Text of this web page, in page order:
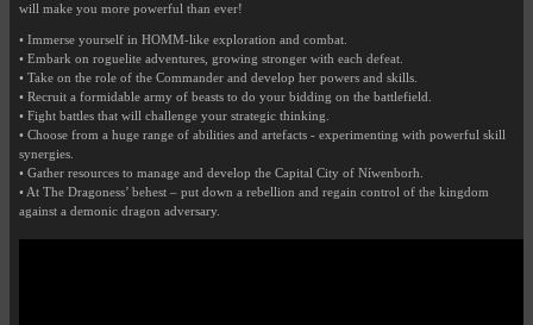
will make you more powerful than ever!
• Immerse yourself in HOMM-like exploration and combat.
• Embark on roguelite adventures, growing stronger with each defeat.
• Take on the role of the Commander and develop her powers and skills.
• Recruit a formidable army of beasts to do your bidding on the battlefield.
• Fight battles that will challenge your strategic thinking.
• Choose from a huge range of abilities and artefacts - experimenting with powerful skill
synergies.
• Gather resources to manage and develop the Capital City of Níwenborh.
• At The Dragoness’ behest – put down a rebellion and regain control of the kingdom
against a demonic dragon adversary.